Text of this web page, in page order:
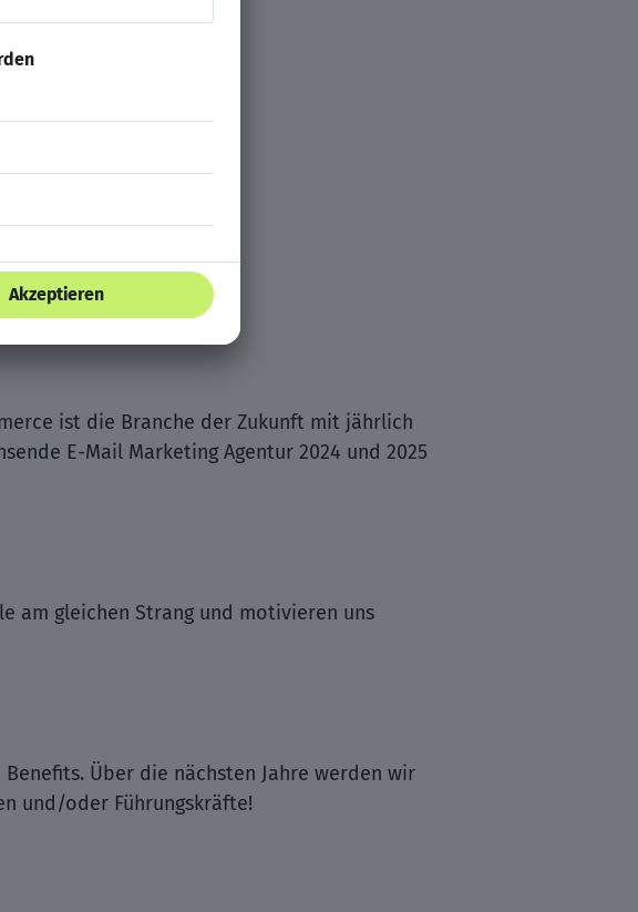
wechseln
ist die Branche der Zukunft mit jährlich
E-Mail Marketing Agentur 2024 und 2025
am gleichen Strang und motivieren uns
Über die nächsten Jahre werden wir
und/oder Führungskräfte!